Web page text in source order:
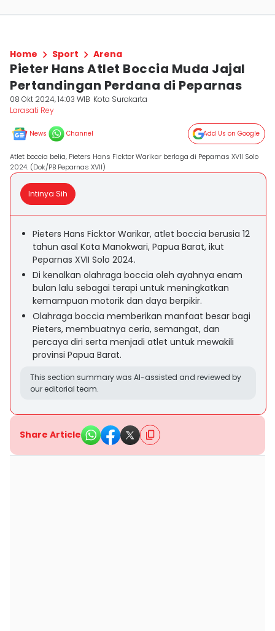
Home Sport Arena
Pieter Hans Atlet Boccia Muda Jajal
Pertandingan Perdana di Peparnas
08 Okt 2024, 14:03 WIB Kota Surakarta
Larasati Rey
News Channel Add Us on Google
Atlet boccia belia, Pieters Hans Ficktor Warikar berlaga di Peparnas XVII Solo
2024. (Dok/PB Peparnas XVII)
Intinya Sih
Pieters Hans Ficktor Warikar, atlet boccia berusia 12
tahun asal Kota Manokwari, Papua Barat, ikut
Peparnas XVII Solo 2024.
Di kenalkan olahraga boccia oleh ayahnya enam
bulan lalu sebagai terapi untuk meningkatkan
kemampuan motorik dan daya berpikir.
Olahraga boccia memberikan manfaat besar bagi
Pieters, membuatnya ceria, semangat, dan
percaya diri serta menjadi atlet untuk mewakili
provinsi Papua Barat.
This section summary was AI-assisted and reviewed by
our editorial team.
Share Article